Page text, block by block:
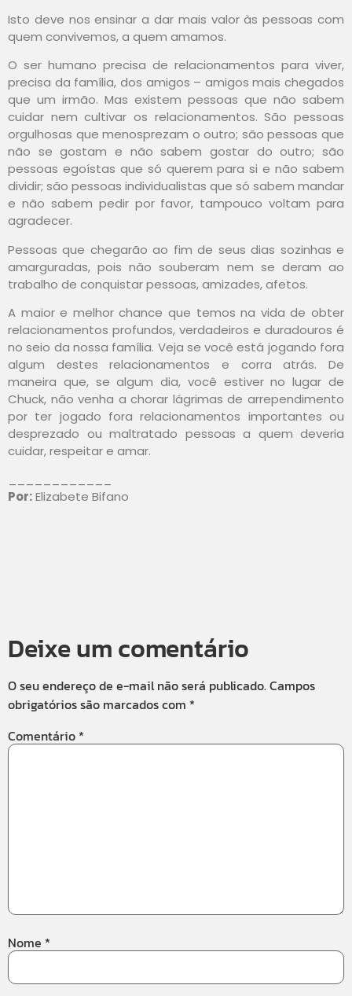
Isto deve nos ensinar a dar mais valor às pessoas com
quem convivemos, a quem amamos.
O ser humano precisa de relacionamentos para viver,
precisa da família, dos amigos – amigos mais chegados
que um irmão. Mas existem pessoas que não sabem
cuidar nem cultivar os relacionamentos. São pessoas
orgulhosas que menosprezam o outro; são pessoas que
não se gostam e não sabem gostar do outro; são
pessoas egoístas que só querem para si e não sabem
dividir; são pessoas individualistas que só sabem mandar
e não sabem pedir por favor, tampouco voltam para
agradecer.
Pessoas que chegarão ao fim de seus dias sozinhas e
amarguradas, pois não souberam nem se deram ao
trabalho de conquistar pessoas, amizades, afetos.
A maior e melhor chance que temos na vida de obter
relacionamentos profundos, verdadeiros e duradouros é
no seio da nossa família. Veja se você está jogando fora
algum destes relacionamentos e corra atrás. De
maneira que, se algum dia, você estiver no lugar de
Chuck, não venha a chorar lágrimas de arrependimento
por ter jogado fora relacionamentos importantes ou
desprezado ou maltratado pessoas a quem deveria
cuidar, respeitar e amar.
Por:Elizabete Bifano
Deixe um comentário
O seu endereço de e-mail não será publicado.Campos
obrigatórios são marcados com *
Comentário *
Nome *